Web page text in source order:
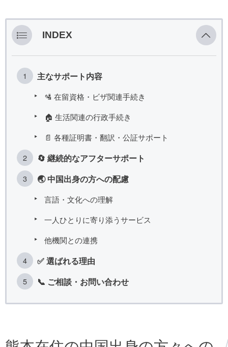
INDEX
主なサポート内容
🛂 在留資格・ビザ関連手続き
🏠 生活関連の行政手続き
📄 各種証明書・翻訳・公証サポート
🔄 継続的なアフターサポート
🌏 中国出身の方への配慮
言語・文化への理解
一人ひとりに寄り添うサービス
他機関との連携
✅ 選ばれる理由
📞 ご相談・お問い合わせ